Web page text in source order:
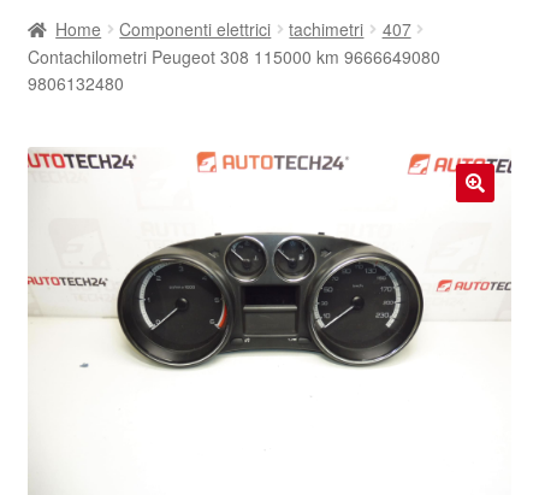
Consegna
Politica sulla riservatezza
Home Componenti elettrici tachimetri
407
Contachilometri Peugeot 308 115000 km 9666649080
9806132480